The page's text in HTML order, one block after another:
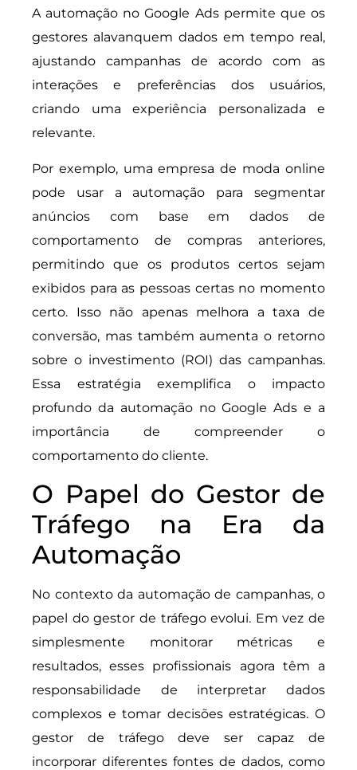
A automação no Google Ads permite que os
gestores alavanquem dados em tempo real,
ajustando campanhas de acordo com as
interações e preferências dos usuários,
criando uma experiência personalizada e
relevante.
Por exemplo, uma empresa de moda online
pode usar a automação para segmentar
anúncios com base em dados de
comportamento de compras anteriores,
permitindo que os produtos certos sejam
exibidos para as pessoas certas no momento
certo. Isso não apenas melhora a taxa de
conversão, mas também aumenta o retorno
sobre o investimento (ROI) das campanhas.
Essa estratégia exemplifica o impacto
profundo da automação no Google Ads e a
importância de compreender o
comportamento do cliente.
O Papel do Gestor de
Tráfego na Era da
Automação
No contexto da automação de campanhas, o
papel do gestor de tráfego evolui. Em vez de
simplesmente monitorar métricas e
resultados, esses profissionais agora têm a
responsabilidade de interpretar dados
complexos e tomar decisões estratégicas. O
gestor de tráfego deve ser capaz de
incorporar diferentes fontes de dados, como